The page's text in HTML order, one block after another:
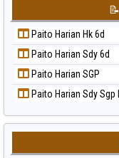
Paito Warna Sydney
Paito Warna Sydney
Paito Warna Sydney
Paito Warna Sydney
Paito Warna Taipei
Paito Harian Hk 6d
Paito Harian Sdy 6d
Paito Harian SGP
Paito Harian Sdy Sgp